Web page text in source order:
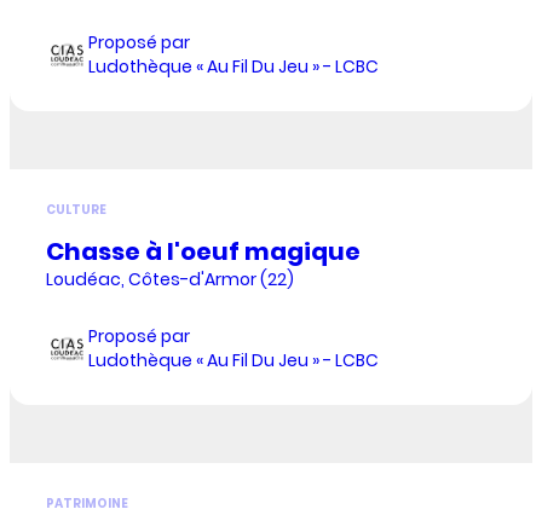
Proposé par
Ludothèque « Au Fil Du Jeu » - LCBC
CULTURE
Chasse à l'oeuf magique
Loudéac, Côtes-d'Armor (22)
Proposé par
Ludothèque « Au Fil Du Jeu » - LCBC
PATRIMOINE